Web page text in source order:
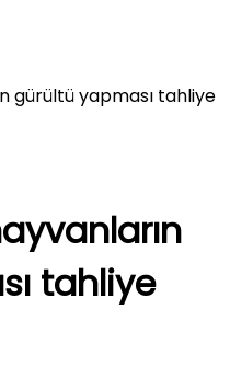
gürültü yapması tahliye
tahliye